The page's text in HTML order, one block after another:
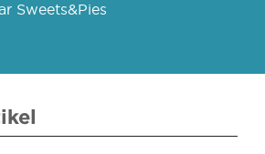
Sweets&Pies